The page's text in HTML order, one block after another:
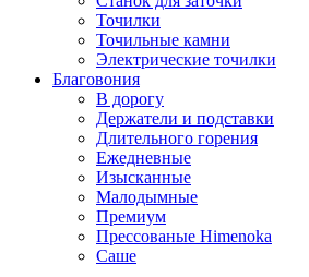
Точилки
Точильные камни
Электрические точилки
Благовония
В дорогу
Держатели и подставки
Длительного горения
Ежедневные
Изысканные
Малодымные
Премиум
Прессованые Himenoka
Саше